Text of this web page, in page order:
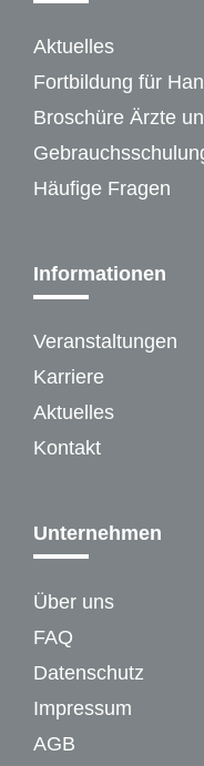
Aktuelles
Fortbildung für
Broschüre Ärzte
Häufige Fragen
Informationen
Veranstaltungen
Karriere
Aktuelles
Kontakt
Unternehmen
Über uns
FAQ
Datenschutz
Impressum
AGB